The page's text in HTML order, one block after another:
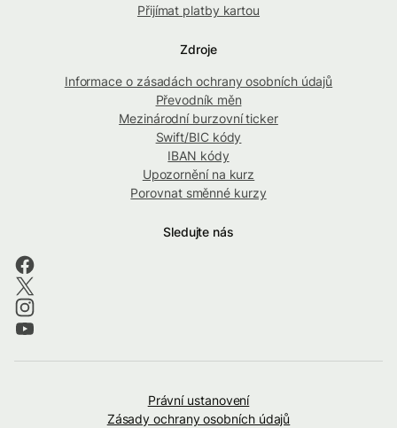
Přijímat platby kartou
Zdroje
Informace o zásadách ochrany osobních údajů
Převodník měn
Mezinárodní burzovní ticker
Swift/BIC kódy
IBAN kódy
Upozornění na kurz
Porovnat směnné kurzy
Sledujte nás
Právní ustanovení
Zásady ochrany osobních údajů